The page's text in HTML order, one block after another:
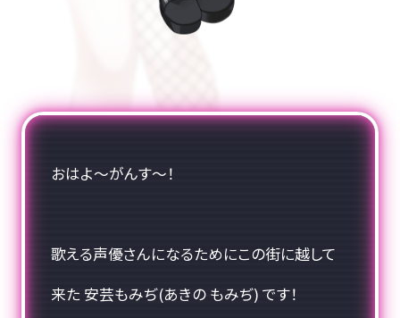
AUDITION
おはよ〜がんす〜！
歌える声優さんになるためにこの街に越して
来た 安芸もみぢ(あきの もみぢ) です！